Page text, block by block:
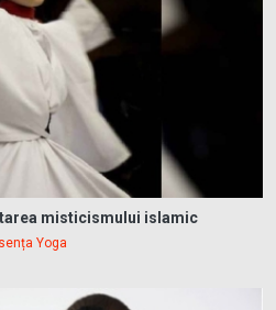
misticismului islamic
Yoga